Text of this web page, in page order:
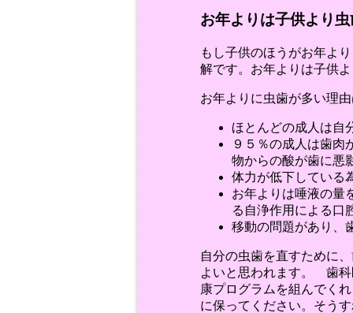
お年よりは子供より
もし子供のほうがお年よ
解です。お年よりは子供
お年よりに虫歯が多い理
ほとんどの成人は自
９５％の成人は歯肉
物からの酸が歯に悪
体力が低下している
お年よりは唾液の量
る自浄作用による口
移動の問題があり、
自分の虫歯を直すために
よいと思われます。 歯科
康プログラムを組んでく
に保ってください。そう